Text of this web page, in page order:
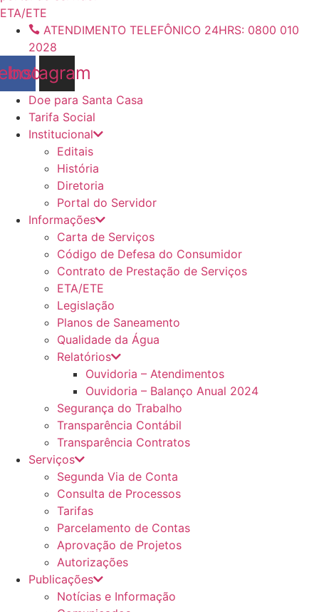
ETA/ETE
ATENDIMENTO TELEFÔNICO 24HRS: 0800 010
2028
Instagram
Doe para Santa Casa
Tarifa Social
Institucional
Editais
História
Diretoria
Portal do Servidor
Informações
Carta de Serviços
Código de Defesa do Consumidor
Contrato de Prestação de Serviços
ETA/ETE
Legislação
Planos de Saneamento
Qualidade da Água
Relatórios
Ouvidoria – Atendimentos
Ouvidoria – Balanço Anual 2024
Segurança do Trabalho
Transparência Contábil
Transparência Contratos
Serviços
Segunda Via de Conta
Consulta de Processos
Tarifas
Parcelamento de Contas
Aprovação de Projetos
Autorizações
Publicações
Notícias e Informação